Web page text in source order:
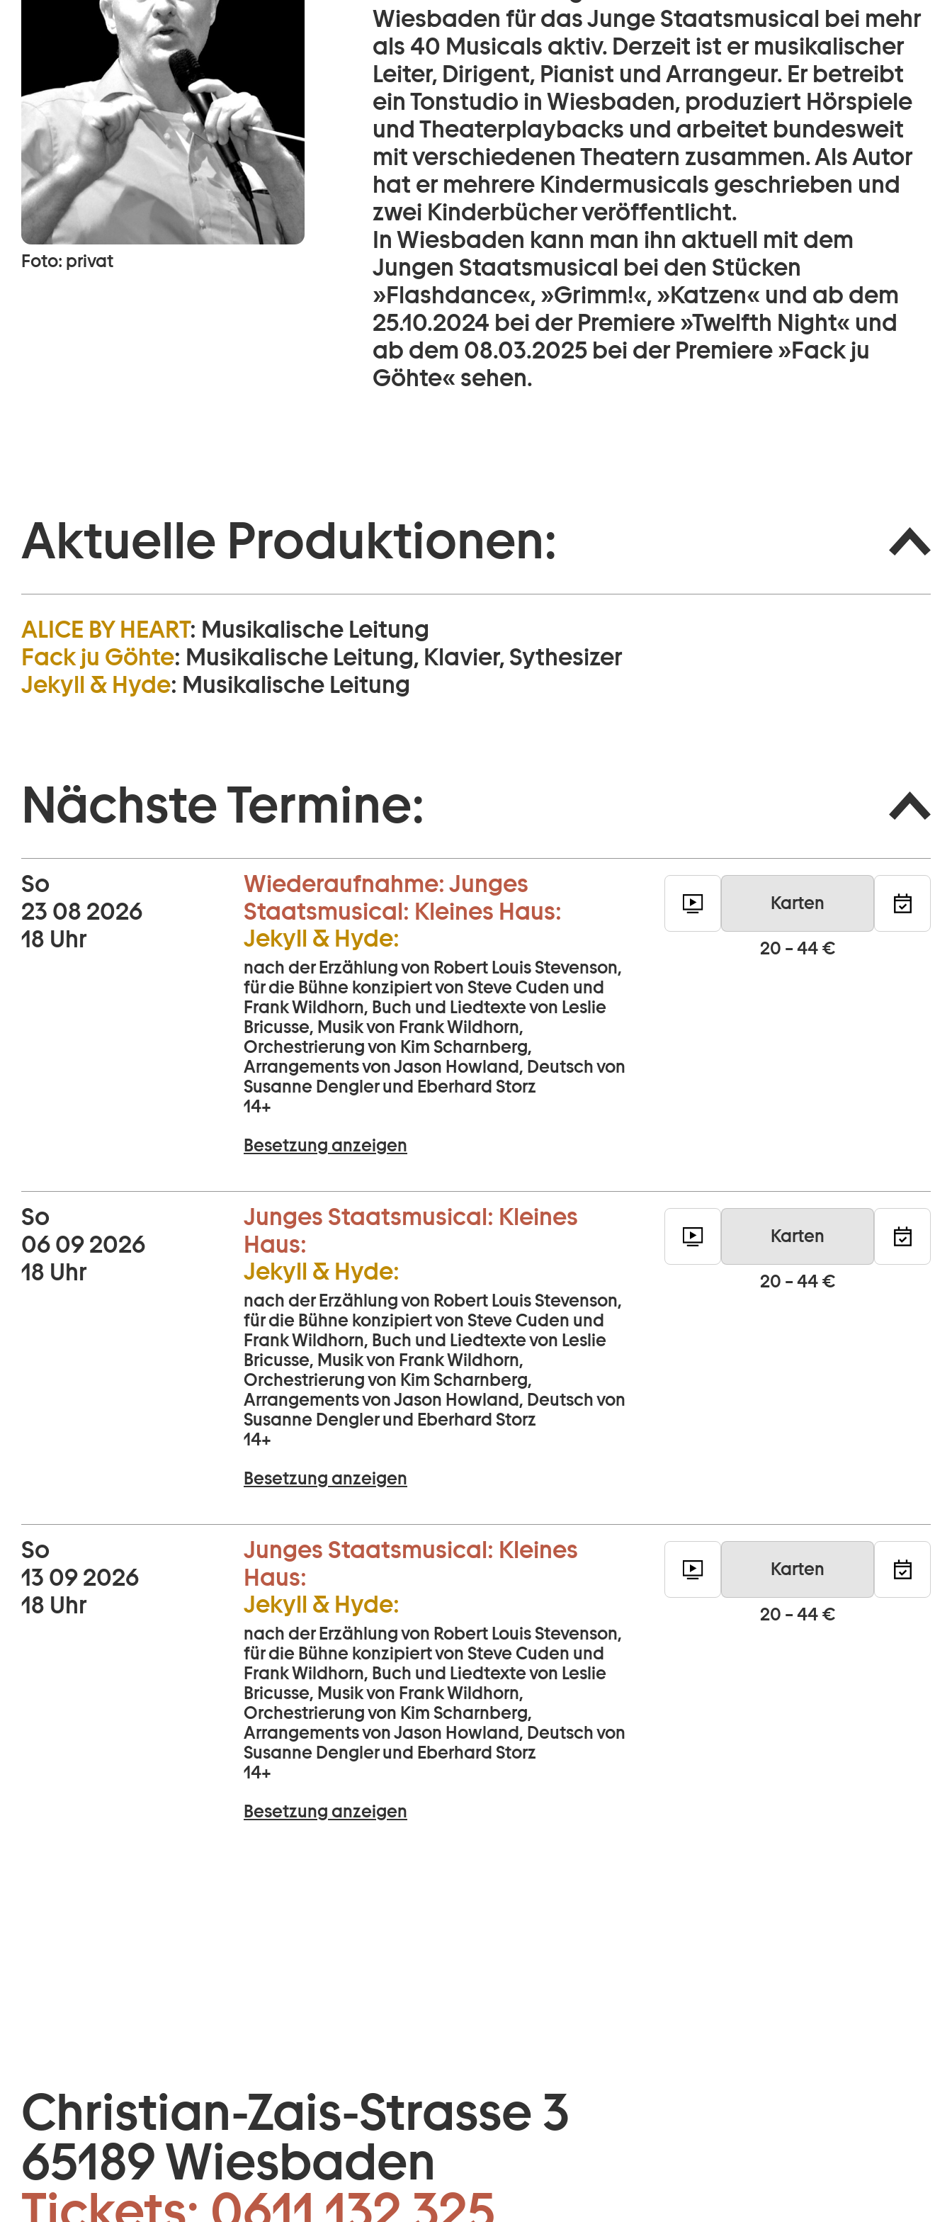
Foto: privat
Wiesbaden für das Junge Staatsmusical bei mehr
als 40 Musicals aktiv. Derzeit ist er musikalischer
Leiter, Dirigent, Pianist und Arrangeur. Er betreibt
ein Tonstudio in Wiesbaden, produziert Hörspiele
und Theaterplaybacks und arbeitet bundesweit
mit verschiedenen Theatern zusammen. Als Autor
hat er mehrere Kindermusicals geschrieben und
zwei Kinderbücher veröffentlicht.
In Wiesbaden kann man ihn aktuell mit dem
Jungen Staatsmusical bei den Stücken
»Flashdance«, »Grimm!«, »Katzen« und ab dem
25.10.2024 bei der Premiere »Twelfth Night« und
ab dem 08.03.2025 bei der Premiere »Fack ju
Göhte« sehen.
Aktuelle Produktionen:
ALICE BY HEART: Musikalische Leitung
Fack ju Göhte: Musikalische Leitung, Klavier, Sythesizer
Jekyll & Hyde: Musikalische Leitung
Nächste Termine:
So
23 08 2026
18 Uhr
Wiederaufnahme: Junges
Staatsmusical: Kleines Haus:
Jekyll & Hyde:
nach der Erzählung von Robert Louis Stevenson,
für die Bühne konzipiert von Steve Cuden und
Frank Wildhorn, Buch und Liedtexte von Leslie
Bricusse, Musik von Frank Wildhorn,
Orchestrierung von Kim Scharnberg,
Arrangements von Jason Howland, Deutsch von
Susanne Dengler und Eberhard Storz
14+
Besetzung anzeigen
Karten
20 – 44 €
So
06 09 2026
18 Uhr
Junges Staatsmusical: Kleines
Haus:
Jekyll & Hyde:
nach der Erzählung von Robert Louis Stevenson,
für die Bühne konzipiert von Steve Cuden und
Frank Wildhorn, Buch und Liedtexte von Leslie
Bricusse, Musik von Frank Wildhorn,
Orchestrierung von Kim Scharnberg,
Arrangements von Jason Howland, Deutsch von
Susanne Dengler und Eberhard Storz
14+
Besetzung anzeigen
Karten
20 – 44 €
So
13 09 2026
18 Uhr
Junges Staatsmusical: Kleines
Haus:
Jekyll & Hyde:
nach der Erzählung von Robert Louis Stevenson,
für die Bühne konzipiert von Steve Cuden und
Frank Wildhorn, Buch und Liedtexte von Leslie
Bricusse, Musik von Frank Wildhorn,
Orchestrierung von Kim Scharnberg,
Arrangements von Jason Howland, Deutsch von
Susanne Dengler und Eberhard Storz
14+
Besetzung anzeigen
Karten
20 – 44 €
Christian-Zais-Strasse 3
65189 Wiesbaden